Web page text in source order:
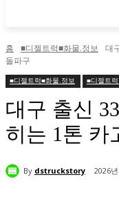
홈 ■디젤트럭■화물.정보
대
돌파구
■디젤트럭■화물.정보 ■디젤트
대구 출신
히는 1톤 카
By dstruckstory 2026